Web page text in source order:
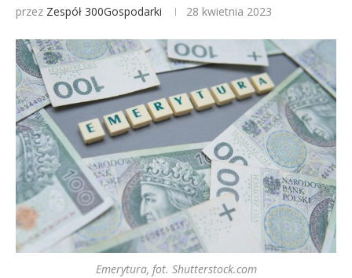
przez Zespół 300Gospodarki 28 kwietnia 2023
Emerytura, fot. Shutterstock.com